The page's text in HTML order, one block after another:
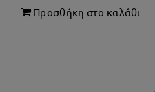
Προσθήκη στο καλάθι